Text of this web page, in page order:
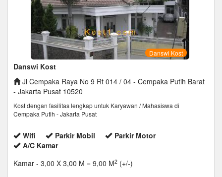
Danswi Kost
Danswi Kost
Jl Cempaka Raya No 9 Rt 014 / 04 - Cempaka Putih Barat
- Jakarta Pusat 10520
Kost dengan fasilitas lengkap untuk Karyawan / Mahasiswa di
Cempaka Putih - Jakarta Pusat
Wifi Parkir Mobil
Parkir Motor
A/C Kamar
Kamar - 3,00 X 3,00 M = 9,00 M2 (+/-)